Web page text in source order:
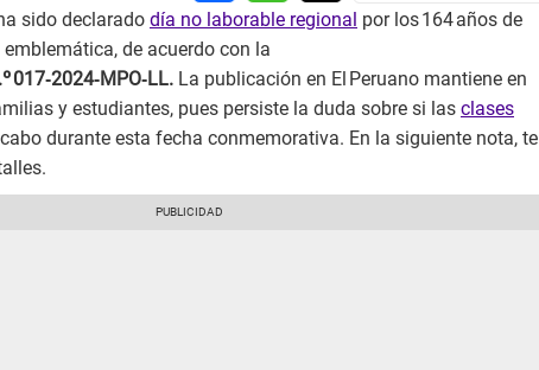
sido declarado día no laborable regional por los 164 años de
de acuerdo con la
017‑2024‑MPO‑LL. La publicación en El Peruano mantiene en
y estudiantes, pues persiste la duda sobre si las clases
durante esta fecha conmemorativa. En la siguiente nota, te